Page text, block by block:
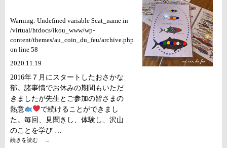
Warning: Undefined variable $cat_name in
/virtual/htdocs/ikou_www/wp-
content/themes/au_coin_du_feu/archive.php
on line 58
2020.11.19
2016年７月にスタートしたおさかな
部。諸事情でお休みの期間もいただ
きましたが先生とご参加の皆さまの
熱意
で続けることができまし
た。毎回、見聞きし、体験し、沢山
のことを学び …
続きを読む →